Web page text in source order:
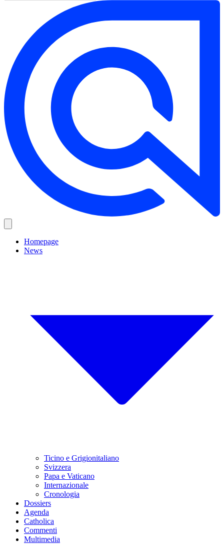
Homepage
News
Ticino e Grigionitaliano
Svizzera
Papa e Vaticano
Internazionale
Cronologia
Dossiers
Agenda
Catholica
Commenti
Multimedia